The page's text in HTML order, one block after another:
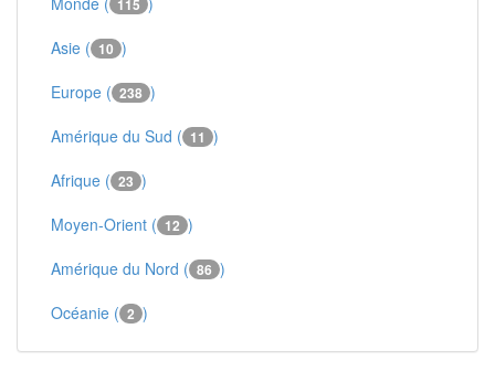
115
Asie ( 10 )
Europe ( 238 )
Amérique du Sud ( 11 )
Afrique ( 23 )
Moyen-Orient ( 12 )
Amérique du Nord ( 86 )
Océanie ( 2 )